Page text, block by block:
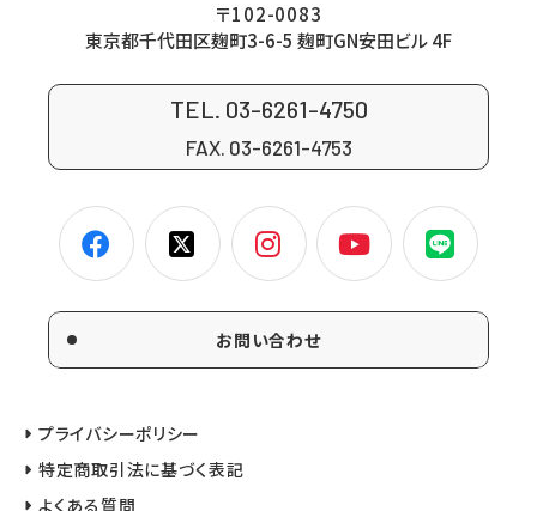
〒102-0083
東京都千代田区麹町3-6-5 麹町GN安田ビル 4F
TEL. 03-6261-4750
FAX. 03-6261-4753
お問い合わせ
プライバシーポリシー
特定商取引法に基づく表記
よくある質問